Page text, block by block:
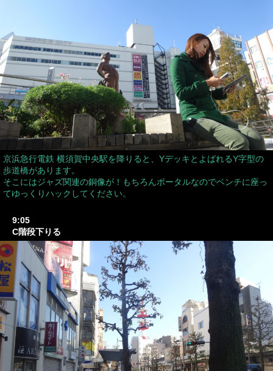
京浜急行電鉄 横須賀中央駅を降りると、YデッキとよばれるY字型の
歩道橋があります。
そこにはジャズ関連の銅像が！もちろんポータルなのでベンチに座っ
てゆっくりハックしてください。
9:05
C階段下りる